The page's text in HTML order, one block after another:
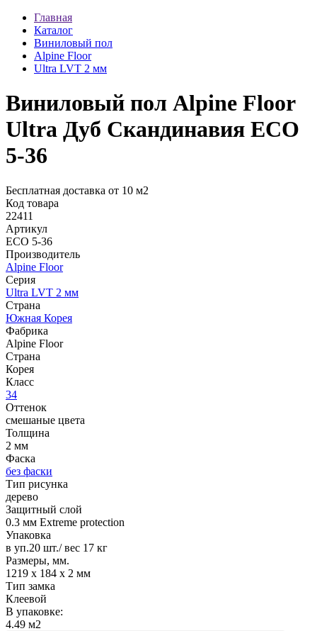
Главная
Каталог
Виниловый пол
Alpine Floor
Ultra LVT 2 мм
Виниловый пол Alpine Floor
Ultra Дуб Скандинавия ЕСО
5-36
Бесплатная доставка от 10 м2
Код товара
22411
Артикул
ЕСО 5-36
Производитель
Alpine Floor
Серия
Ultra LVT 2 мм
Страна
Южная Корея
Фабрика
Alpine Floor
Страна
Корея
Класс
34
Оттенок
смешаные цвета
Толщина
2 мм
Фаска
без фаски
Тип рисунка
дерево
Защитный слой
0.3 мм Extreme protection
Упаковка
в уп.20 шт./ вес 17 кг
Размеры, мм.
1219 х 184 х 2 мм
Тип замка
Клеевой
В упаковке:
4.49 м2